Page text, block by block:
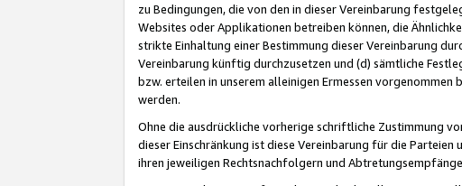
zu Bedingungen, die von den in dieser Vereinbarung
Websites oder Applikationen betreiben können, die
strikte Einhaltung einer Bestimmung dieser Vereinbarung
Vereinbarung künftig durchzusetzen und (d) sämtliche
bzw. erteilen in unserem alleinigen Ermessen
werden.
Ohne die ausdrückliche vorherige schriftliche Zustimmung
dieser Einschränkung ist diese Vereinbarung für die
ihren jeweiligen Rechtsnachfolgern und